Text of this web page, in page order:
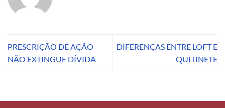
PRESCRIÇÃO DE AÇÃO
NÃO EXTINGUE DÍVIDA
DIFERENÇAS ENTRE LOFT E
QUITINETE